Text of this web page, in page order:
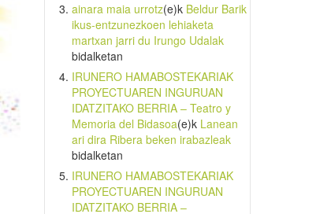
ainara maia urrotz(e)k Beldur Barik
ikus-entzunezkoen lehiaketa
martxan jarri du Irungo Udalak
bidalketan
IRUNERO HAMABOSTEKARIAK
PROYECTUAREN INGURUAN
IDATZITAKO BERRIA – Teatro y
Memoria del Bidasoa(e)k Lanean
ari dira Ribera beken irabazleak
bidalketan
IRUNERO HAMABOSTEKARIAK
PROYECTUAREN INGURUAN
IDATZITAKO BERRIA –